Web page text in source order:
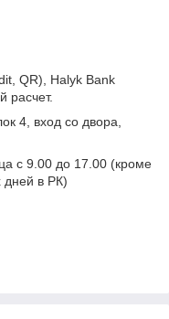
QR), Halyk Bank
расчет.
4, вход со двора,
с 9.00 до 17.00 (кроме
дней в РК)